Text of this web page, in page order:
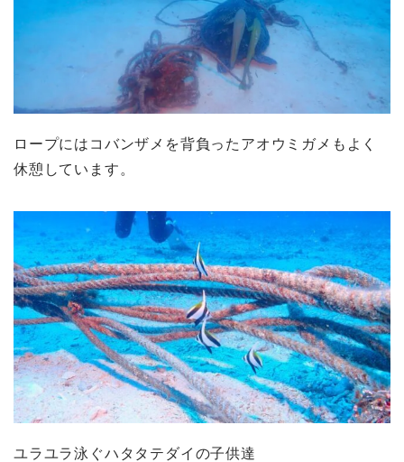
ロープにはコバンザメを背負ったアオウミガメもよく
休憩しています。
ユラユラ泳ぐハタタテダイの子供達